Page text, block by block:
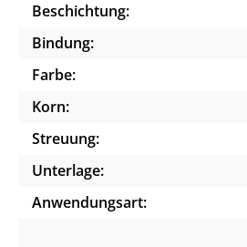
Beschichtung:
Bindung:
Farbe:
Korn:
Streuung:
Unterlage:
Anwendungsart: